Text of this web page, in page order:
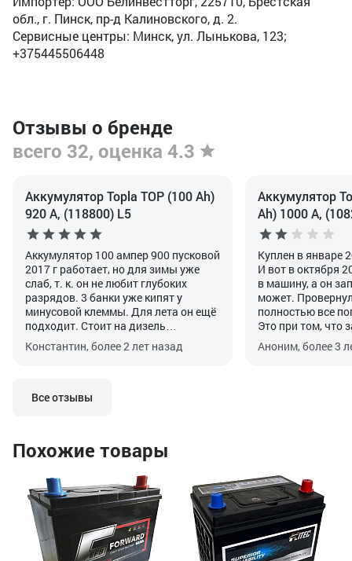
обл., г. Пинск, пр-д Калиновского, д. 2.
Сервисные центры: Минск, ул. Лынькова, 123;
+375445506448
Отзывы о бренде
всего 32, оценка 4.3
Аккумулятор Topla TOP (100 Ah)
920 А, (118800) L5
Аккумулятор 100 ампер 900 пусковой
2017 г работает, но для зимы уже
слаб, т. к. он не любит глубоких
разрядов. 3 банки уже кипят у
минусовой клеммы. Для лета он ещё
подходит. Стоит на дизель
автомобиль Мерседес спринтер
2001г. Гарантия была, когда
зарядку домашнюю, чтоб работал на
Константин, более 2 лет назад
Аккумулятор
Ah) 1000 А,
Куплен в январе
И вот в октября
в машину, а он
может.
полностью все
Это при том, что
генератора
вольтметром,
Но оставил на
поддержки.
запустить авто.
Сдать по
потерялся
он неладен.
Аноним, более 3
Все отзывы
Похожие товары